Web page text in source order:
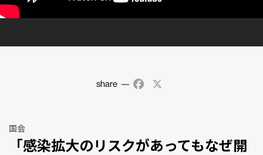
share Facebook
国会
「感染拡大のリスクがあってもなぜ開